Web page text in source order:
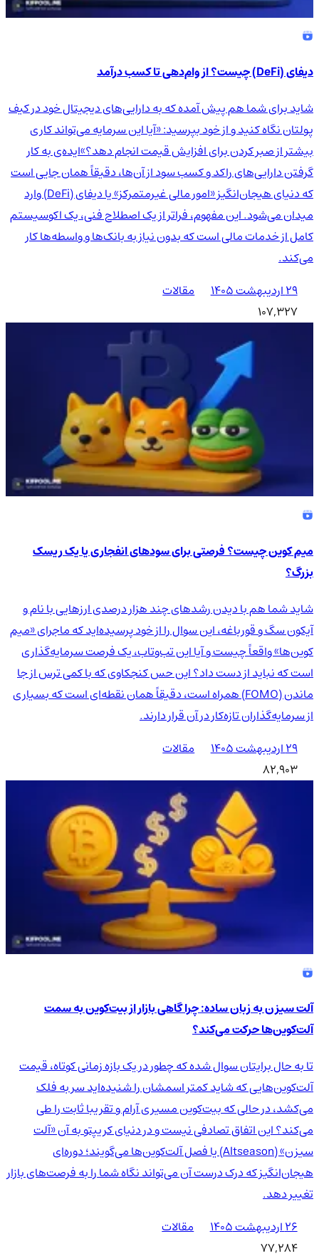
دیفای (DeFi) چیست؟ از وام‌دهی تا کسب درآمد
شاید برای شما هم پیش آمده که به دارایی‌های دیجیتال خود در کیف
پولتان نگاه کنید و از خود بپرسید: «آیا این سرمایه می‌تواند کاری
بیشتر از صبر کردن برای افزایش قیمت انجام دهد؟»ایده‌ی به کار
گرفتن دارایی‌های راکد و کسب سود از آن‌ها، دقیقاً همان جایی است
که دنیای هیجان‌انگیز «امور مالی غیرمتمرکز» یا دیفای (DeFi) وارد
میدان می‌شود. این مفهوم، فراتر از یک اصطلاح فنی، یک اکوسیستم
کامل از خدمات مالی است که بدون نیاز به بانک‌ها و واسطه‌ها کار
می‌کند.
۲۹ اردیبهشت ۱۴۰۵
مقالات
107,327
میم کوین چیست؟ فرصتی برای سودهای انفجاری یا یک ریسک
بزرگ؟
شاید شما هم با دیدن رشدهای چند هزار درصدی ارزهایی با نام و
آیکون سگ و قورباغه، این سوال را از خود پرسیده‌اید که ماجرای «میم
کوین‌ها» واقعاً چیست و آیا این تب‌وتاب، یک فرصت سرمایه‌گذاری
است که نباید از دست داد؟ این حس کنجکاوی که با کمی ترس از جا
ماندن (FOMO) همراه است، دقیقاً همان نقطه‌ای است که بسیاری
از سرمایه‌گذاران تازه‌کار در آن قرار دارند.
۲۹ اردیبهشت ۱۴۰۵
مقالات
82,903
آلت سیزن به زبان ساده: چرا گاهی بازار از بیت‌کوین به سمت
آلت‌کوین‌ها حرکت می‌کند؟
تا به حال برایتان سوال شده که چطور در یک بازه زمانی کوتاه، قیمت
آلت‌کوین‌هایی که شاید کمتر اسمشان را شنیده‌اید سر به فلک
می‌کشد، در حالی که بیت‌کوین مسیری آرام و تقریبا ثابت را طی
می‌کند؟ این اتفاق تصادفی نیست و در دنیای کریپتو به آن «آلت
سیزن» (Altseason) یا فصل آلت‌کوین‌ها می‌گویند؛ دوره‌ای
هیجان‌انگیز که درک درست آن می‌تواند نگاه شما را به فرصت‌های بازار
تغییر دهد.
۲۶ اردیبهشت ۱۴۰۵
مقالات
77,284